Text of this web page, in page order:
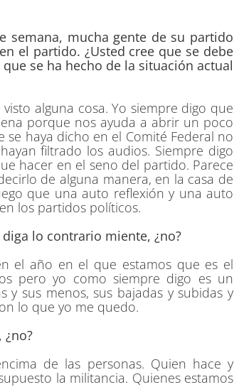
semana, mucha gente de su partido
el partido. ¿Usted cree que se debe
se ha hecho de la situación actual
alguna cosa. Yo siempre digo que
porque nos ayuda a abrir un poco
haya dicho en el Comité Federal no
filtrado los audios. Siempre digo
hacer en el seno del partido. Parece
de alguna manera, en la casa de
que una auto reflexión y una auto
los partidos políticos.
lo contrario miente, ¿no?
el año en el que estamos que es el
pero yo como siempre digo es un
sus menos, sus bajadas y subidas y
lo que yo me quedo.
de las personas. Quien hace y
la militancia. Quienes estamos